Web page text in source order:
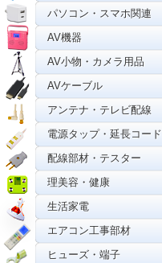
パソコン・スマホ関連
AV機器
AV小物・カメラ用品
AVケーブル
アンテナ・テレビ配線
電源タップ・延長コード
配線部材・テスター
理美容・健康
生活家電
エアコン工事部材
ヒューズ・端子